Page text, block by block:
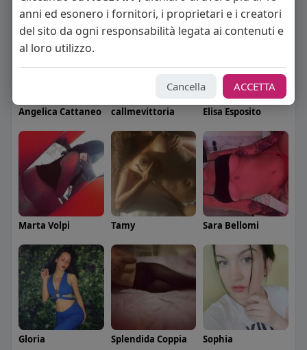
Angelica Cattaneo callmevittoria Elisa Esposito
Marta Volpi Tamy Sara Bellomi
Gloria Splendida Coppia Sophia
anni ed esonero i fornitori, i proprietari e i creatori
del sito da ogni responsabilità legata ai contenuti e
al loro utilizzo.
Cancella ACCETTA